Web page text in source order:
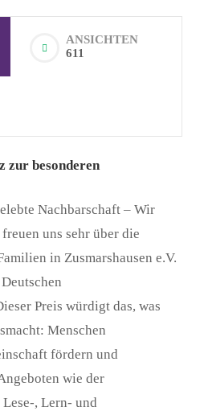
ANSICHTEN
611
besonderen
Nachbarschaft – Wir
uns sehr über die
in Zusmarshausen e.V.
Preis würdigt das, was
Menschen
fördern und
wie der
, Lern- und